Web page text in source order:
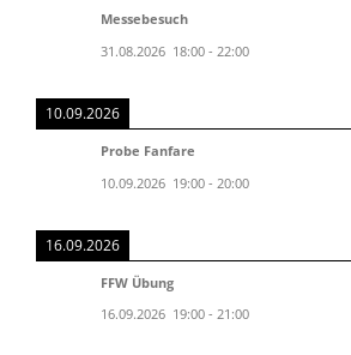
Messebesuch
31.08.2026 18:00 - 22:00
10.09.2026
Probe Fanfare
10.09.2026 19:00 - 20:00
16.09.2026
FFW Übung
16.09.2026 19:00 - 21:00